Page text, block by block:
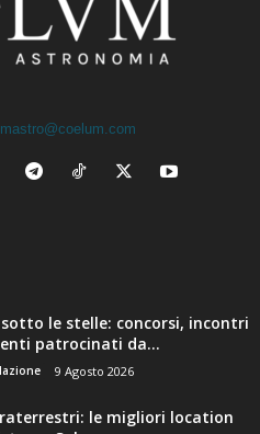
le stelle: concorsi, incontri
patrocinati da...
9 Agosto 2026
le migliori location